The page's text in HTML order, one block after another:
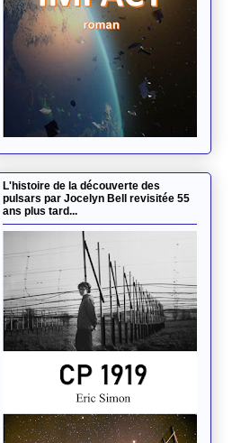
L'histoire de la découverte des
pulsars par Jocelyn Bell revisitée 55
ans plus tard...